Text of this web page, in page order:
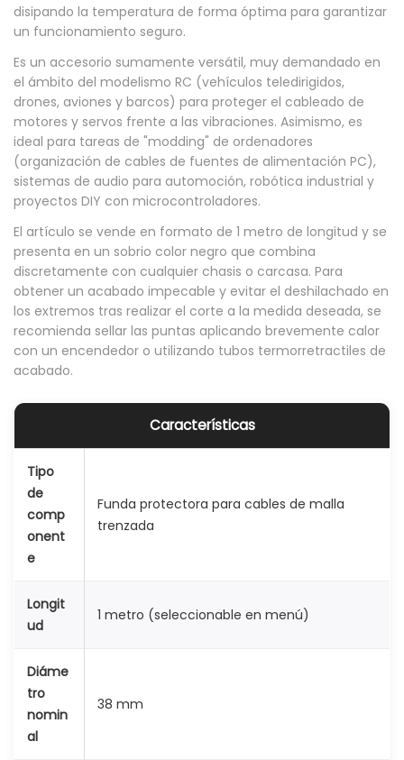
8
m
m
P
r
o
t
e
c
i
o
n
P
i
S
e
p
i
n
P
T
disipando la temperatura de forma óptima para garantizar
un funcionamiento seguro.
Es un accesorio sumamente versátil, muy demandado en
el ámbito del modelismo RC (vehículos teledirigidos,
drones, aviones y barcos) para proteger el cableado de
motores y servos frente a las vibraciones. Asimismo, es
ideal para tareas de "modding" de ordenadores
(organización de cables de fuentes de alimentación PC),
sistemas de audio para automoción, robótica industrial y
proyectos DIY con microcontroladores.
El artículo se vende en formato de 1 metro de longitud y se
presenta en un sobrio color negro que combina
discretamente con cualquier chasis o carcasa. Para
obtener un acabado impecable y evitar el deshilachado en
los extremos tras realizar el corte a la medida deseada, se
recomienda sellar las puntas aplicando brevemente calor
con un encendedor o utilizando tubos termorretractiles de
acabado.
Características
Tipo
de
comp
onent
e
Funda protectora para cables de malla
trenzada
Longit
ud
1 metro (seleccionable en menú)
Diáme
tro
nomin
al
38 mm